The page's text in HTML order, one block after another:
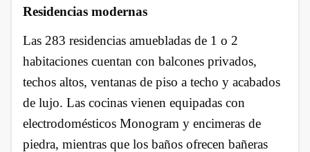
Residencias modernas
Las 283 residencias amuebladas de 1 o 2
habitaciones cuentan con balcones privados,
techos altos, ventanas de piso a techo y acabados
de lujo. Las cocinas vienen equipadas con
electrodomésticos Monogram y encimeras de
piedra, mientras que los baños ofrecen bañeras